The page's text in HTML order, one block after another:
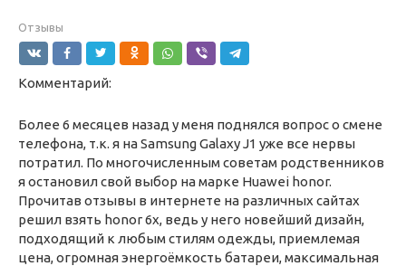
Отзывы
Комментарий:
Более 6 месяцев назад у меня поднялся вопрос о смене
телефона, т.к. я на Samsung Galaxy J1 уже все нервы
потратил. По многочисленным советам родственников
я остановил свой выбор на марке Huawei honor.
Прочитав отзывы в интернете на различных сайтах
решил взять honor 6x, ведь у него новейший дизайн,
подходящий к любым стилям одежды, приемлемая
цена, огромная энергоёмкость батареи, максимальная